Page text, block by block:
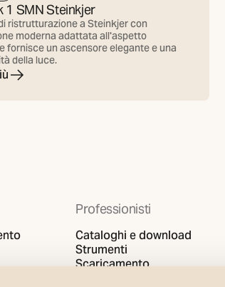
1 SMN Steinkjer
ristrutturazione a Steinkjer con
moderna adattata all'aspetto
fornisce un ascensore elegante e una
della luce.
Professionisti
Cataloghi e download
Strumenti
Scaricamento